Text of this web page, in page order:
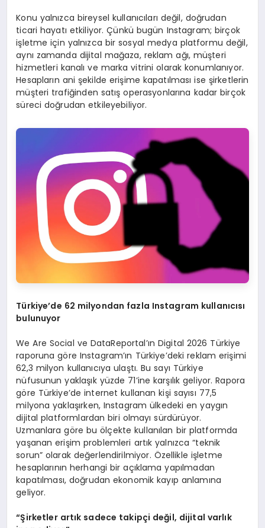
Konu yalnızca bireysel kullanıcıları değil, doğrudan
ticari hayatı etkiliyor. Çünkü bugün Instagram; birçok
işletme için yalnızca bir sosyal medya platformu değil,
aynı zamanda dijital mağaza, reklam ağı, müşteri
hizmetleri kanalı ve marka vitrini olarak konumlanıyor.
Hesapların ani şekilde erişime kapatılması ise şirketlerin
müşteri trafiğinden satış operasyonlarına kadar birçok
süreci doğrudan etkileyebiliyor.
Türkiye’de 62 milyondan fazla Instagram kullanıcısı
bulunuyor
We Are Social ve DataReportal’ın Digital 2026 Türkiye
raporuna göre Instagram’ın Türkiye’deki reklam erişimi
62,3 milyon kullanıcıya ulaştı. Bu sayı Türkiye
nüfusunun yaklaşık yüzde 71’ine karşılık geliyor. Rapora
göre Türkiye’de internet kullanan kişi sayısı 77,5
milyona yaklaşırken, Instagram ülkedeki en yaygın
dijital platformlardan biri olmayı sürdürüyor.
Uzmanlara göre bu ölçekte kullanılan bir platformda
yaşanan erişim problemleri artık yalnızca “teknik
sorun” olarak değerlendirilmiyor. Özellikle işletme
hesaplarının herhangi bir açıklama yapılmadan
kapatılması, doğrudan ekonomik kayıp anlamına
geliyor.
“Şirketler artık sadece takipçi değil, dijital varlık